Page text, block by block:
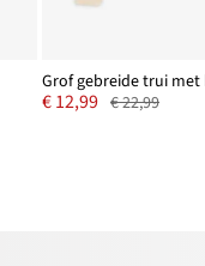
€ 12,99 € 22,99